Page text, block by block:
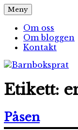
Hoppa
till
innehåll
Barnboksprat
– en blogg om
Meny
Om oss
Om bloggen
Kontakt
Etikett:
Påsen